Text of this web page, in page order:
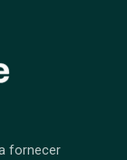
fornecer